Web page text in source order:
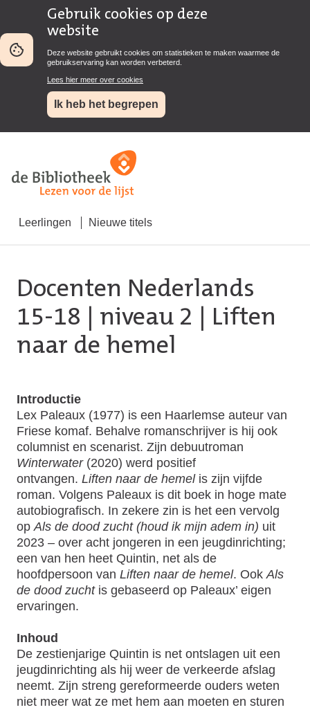
Gebruik cookies op deze
website
Deze website gebruikt cookies om statistieken te maken waarmee de
gebruikservaring kan worden verbeterd.
Lees hier meer over cookies
Ik heb het begrepen
Leerlingen Nieuwe titels
Docenten Nederlands
15-18
niveau 2 | Liften
naar de hemel
Introductie
Lex Paleaux (1977) is een Haarlemse auteur van
Friese komaf. Behalve romanschrijver is hij ook
columnist en scenarist. Zijn debuutroman
Winterwater(2020) werd positief
ontvangen. Liften naar de hemelis zijn vijfde
roman. Volgens Paleaux is dit boek in hoge mate
autobiografisch. In zekere zin is het een vervolg
op Als de dood zucht (houd ik mijn adem in) uit
2023 – over acht jongeren in een jeugdinrichting;
een van hen heet Quintin, net als de
hoofdpersoon van Liften naar de hemel. Ook Als
de dood zuchtis gebaseerd op Paleaux’ eigen
ervaringen.
Inhoud
De zestienjarige Quintin is net ontslagen uit een
jeugdinrichting als hij weer de verkeerde afslag
neemt. Zijn streng gereformeerde ouders weten
niet meer wat ze met hem aan moeten en sturen